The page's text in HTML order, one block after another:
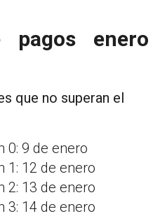
pagos enero
que no superan el
0: 9 de enero
1: 12 de enero
2: 13 de enero
3: 14 de enero